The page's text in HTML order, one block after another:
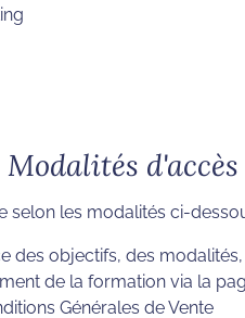
Modalités
selon les modalités ci-
des objectifs, des
de la formation via la
Générales de Vente